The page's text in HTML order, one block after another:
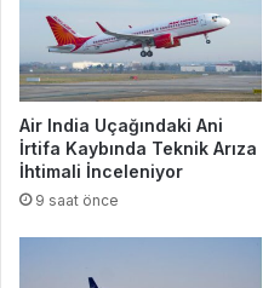
Air India Uçağındaki Ani
İrtifa Kaybında Teknik Arıza
İhtimali İnceleniyor
9 saat önce